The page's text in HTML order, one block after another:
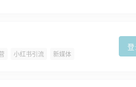
小红书引流 新媒体